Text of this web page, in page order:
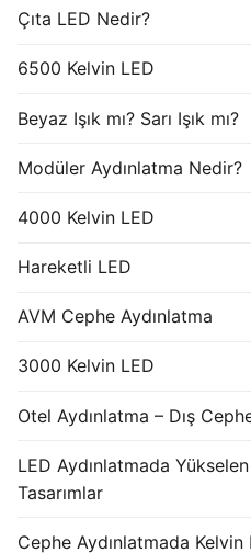
Çıta LED Nedir?
6500 Kelvin LED
Beyaz Işık mı? Sarı Işık mı?
Modüler Aydınlatma Nedir?
4000 Kelvin LED
Hareketli LED
AVM Cephe Aydınlatma
3000 Kelvin LED
Otel Aydınlatma – Dış
LED Aydınlatmada
Tasarımlar
Cephe Aydınlatmada Kelvin